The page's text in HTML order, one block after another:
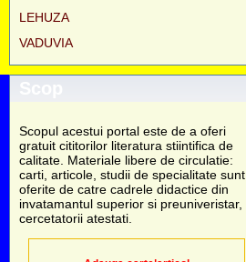
LEHUZA
VADUVIA
Scop
Scopul acestui portal este de a oferi
gratuit cititorilor literatura stiintifica de
calitate. Materiale libere de circulatie:
carti, articole, studii de specialitate sunt
oferite de catre cadrele didactice din
invatamantul superior si preuniveristar,
cercetatorii atestati.